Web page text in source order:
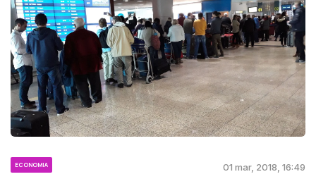
ECONOMIA 01 mar, 2018, 16:49